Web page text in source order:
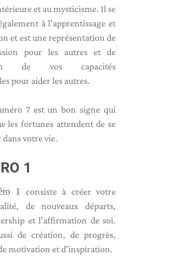
et au mysticisme. Il se
à l'apprentissage et
et est une représentation de
pour les autres et de
de vos capacités
pour aider les autres.
7 est un bon signe qui
les fortunes attendent de se
votre vie.
1
1
consiste à créer votre
de nouveaux départs,
et l'affirmation de soi.
de création, de progrès,
motivation et d'inspiration.